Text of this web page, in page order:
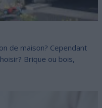
de maison? Cependant
Brique ou bois,